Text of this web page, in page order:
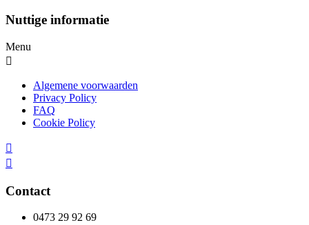
Nuttige informatie
Menu
Algemene voorwaarden
Privacy Policy
FAQ
Cookie Policy
Contact
0473 29 92 69